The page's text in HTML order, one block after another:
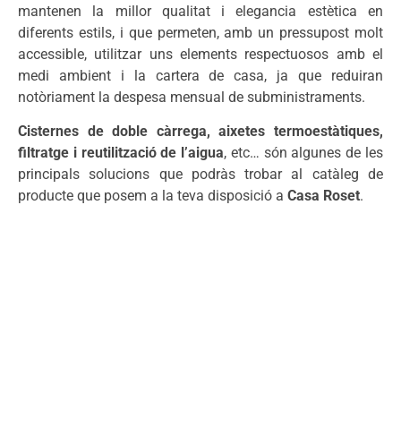
mantenen la millor qualitat i elegancia estètica en
diferents estils, i que permeten, amb un pressupost molt
accessible, utilitzar uns elements respectuosos amb el
medi ambient i la cartera de casa, ja que reduiran
notòriament la despesa mensual de subministraments.
Cisternes de doble càrrega, aixetes termoestàtiques,
filtratge i reutilització de l’aigua, etc… són algunes de les
principals solucions que podràs trobar al catàleg de
producte que posem a la teva disposició a Casa Roset.